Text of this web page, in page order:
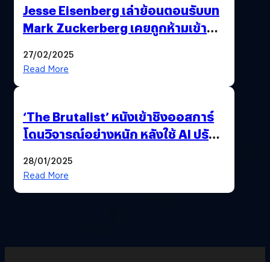
Jesse Eisenberg เล่าย้อนตอนรับบท
Mark Zuckerberg เคยถูกห้ามเข้าพบ
27/02/2025
Read More
‘The Brutalist’ หนังเข้าชิงออสการ์
โดนวิจารณ์อย่างหนัก หลังใช้ AI ปรับ
28/01/2025
Read More